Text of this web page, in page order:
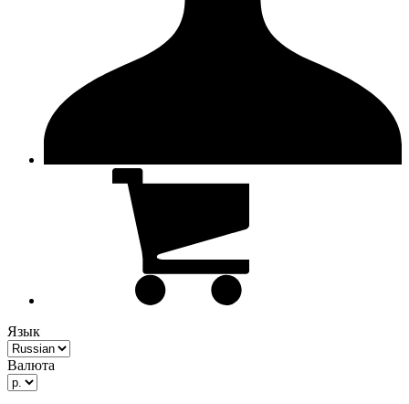
Язык
Валюта